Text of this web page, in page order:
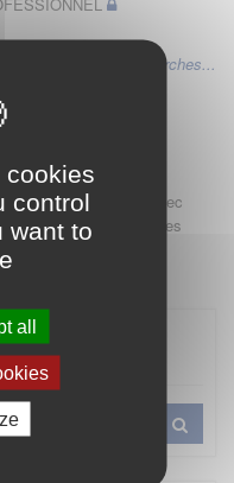
cookies
control
want to
all
Voir les autres démarches...
Conseil
des conventions avec
par les entreprises